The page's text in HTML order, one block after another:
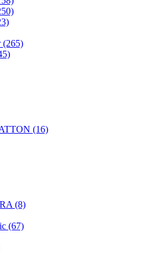
(265)
(16)
(8)
(67)